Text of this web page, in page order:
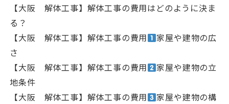
【大阪 解体工事】解体工事の費用はどのように決ま
る？
【大阪 解体工事】解体工事の費用
家屋や建物の広
さ
【大阪 解体工事】解体工事の費用
家屋や建物の立
地条件
【大阪 解体工事】解体工事の費用
家屋や建物の構